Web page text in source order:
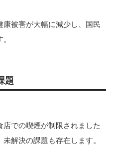
康被害が大幅に減少し、国民
題
での喫煙が制限されました
解決の課題も存在します。